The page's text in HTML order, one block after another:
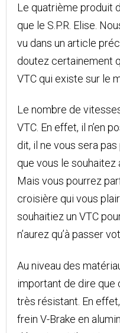
Le quatrième produit
que le S.P.R. Elise.
vu dans un article
doutez certainement
VTC qui existe sur le
Le nombre de
VTC. En effet, il n’en
dit, il ne vous sera
que vous le souhaitez
Mais vous pourrez
croisière qui vous
souhaitiez un VTC
n’aurez qu’à passer
Au niveau des
important de dire que
très résistant. En
frein V-Brake en